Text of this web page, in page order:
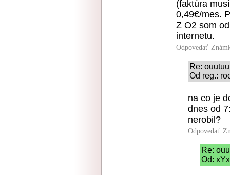
(faktúra
0,49€/mes.
Z O2 som
internetu.
Odpovedať
Re: ouutuu
Od reg.:
na co je
dnes od
nerobil?
Odpovedať
Re:
Od: